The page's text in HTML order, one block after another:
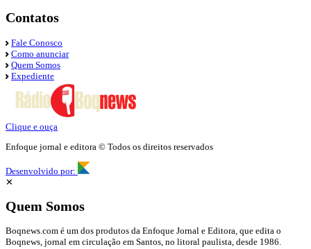
Contatos
Fale Conosco
Como anunciar
Quem Somos
Expediente
Clique e ouça
Enfoque jornal e editora © Todos os direitos reservados
Desenvolvido por:
✕
Quem Somos
Boqnews.com é um dos produtos da Enfoque Jornal e Editora, que edita o
Boqnews, jornal em circulação em Santos, no litoral paulista, desde 1986.